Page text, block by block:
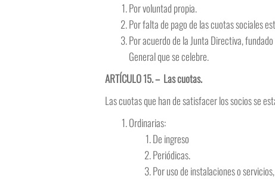
Por voluntad propia.
Por falta de pago de las cuotas sociales
Por acuerdo de la Junta Directiva,
General que se celebre.
ARTÍCULO 15. – Las cuotas.
Las cuotas que han de satisfacer los socios se
Ordinarias:
De ingreso
Periódicas.
Por uso de instalaciones o